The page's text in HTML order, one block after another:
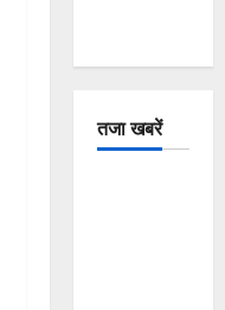
तजा खबरें